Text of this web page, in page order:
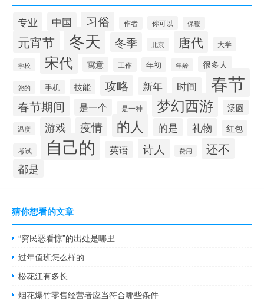
专业 中国 习俗 作者 你可以 保暖
元宵节 冬天 冬季 北京 唐代 大学
学校 宋代 寓意 工作 年初 年龄 很多人
您的 手机 技能 攻略 新年 时间 春节
春节期间 是一个 是一种 梦幻西游 汤圆
温度 游戏 疫情 的人 的是 礼物 红包
考试 自己的 英语 诗人 费用 还不
都是
猜你想看的文章
“穷民恶看惊”的出处是哪里
过年值班怎么样的
松花江有多长
烟花爆竹零售经营者应当符合哪些条件